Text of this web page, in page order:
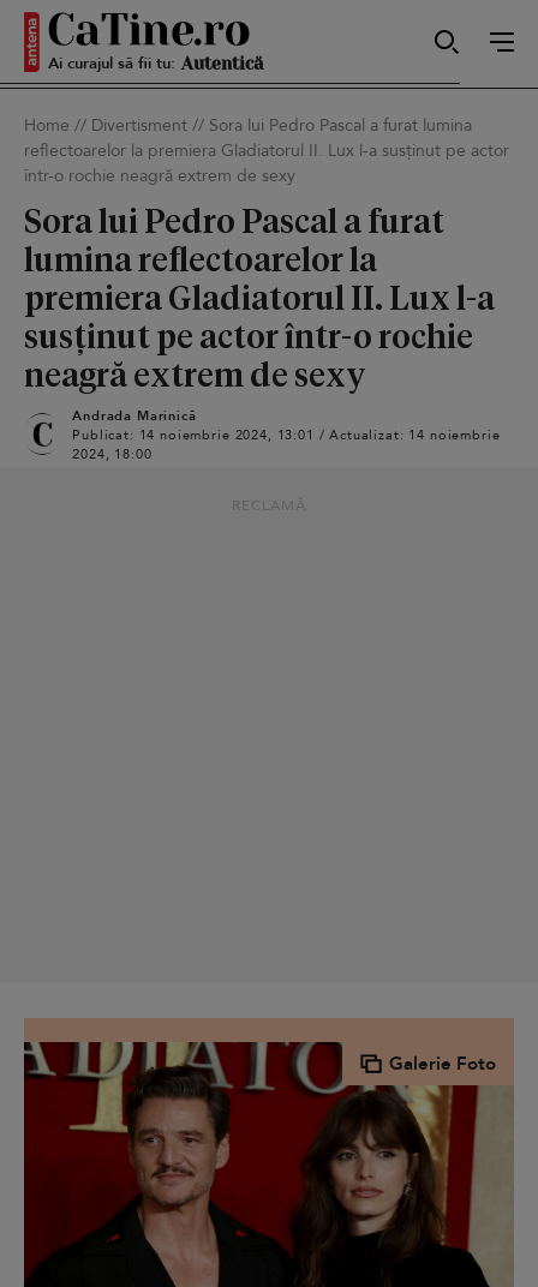
Ai curajul să fii tu: Sexy
Autentică
Sensibilă
Home // Divertisment // Sora lui Pedro Pascal a furat lumina
reflectoarelor la premiera Gladiatorul II. Lux l-a susținut pe actor
într-o rochie neagră extrem de sexy
Sora lui Pedro Pascal a furat
lumina reflectoarelor la
premiera Gladiatorul II. Lux l-a
susținut pe actor într-o rochie
neagră extrem de sexy
Andrada Marinică
Publicat: 14 noiembrie 2024, 13:01 / Actualizat: 14 noiembrie
2024, 18:00
RECLAMĂ
Galerie Foto